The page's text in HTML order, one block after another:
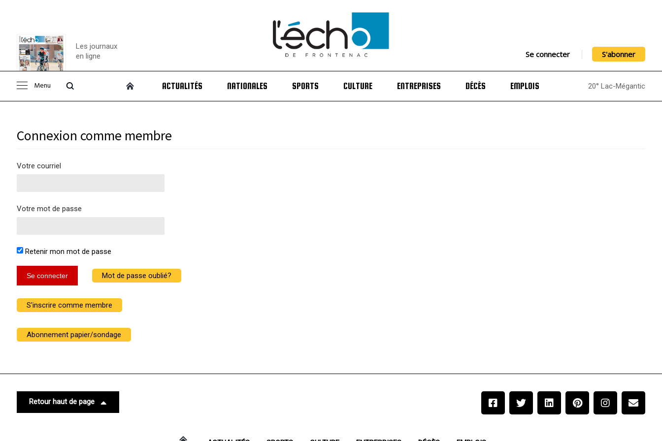
Consulter le
Les journaux
en ligne
Se connecter S'abonner
Menu ACTUALITÉS NATIONALES SPORTS CULTURE ENTREPRISES DÉCÈS EMPLOIS 20° Lac-Mégantic
Connexion comme membre
Votre courriel
Votre mot de passe
Retenir mon mot de passe
Se connecter Mot de passe oublié?
S'inscrire comme membre
Abonnement papier/sondage
Retour haut de page